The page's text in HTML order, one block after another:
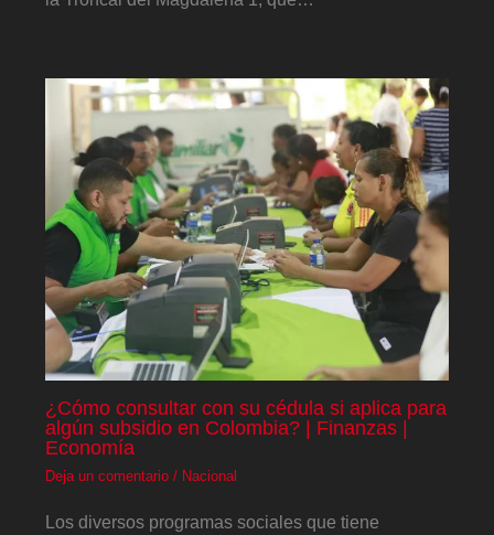
¿Cómo consultar con su cédula si aplica para
algún subsidio en Colombia? | Finanzas |
Economía
Deja un comentario / Nacional
Los diversos programas sociales que tiene